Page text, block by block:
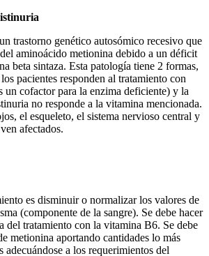
trastorno genético autosómico recesivo que
aminoácido metionina debido a un déficit
beta sintaza. Esta patología tiene 2 formas,
pacientes responden al tratamiento con
un cofactor para la enzima deficiente) y la
no responde a la vitamina mencionada.
el esqueleto, el sistema nervioso central y
afectados.
es disminuir o normalizar los valores de
(componente de la sangre). Se debe hacer
del tratamiento con la vitamina B6. Se debe
metionina aportando cantidades lo más
adecuándose a los requerimientos del